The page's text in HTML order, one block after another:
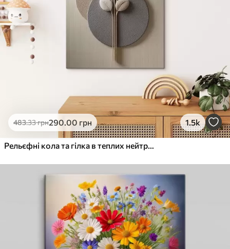
483.33грн290.00 грн 1.5k
Рельєфні кола та гілка в теплих нейтральних тонах